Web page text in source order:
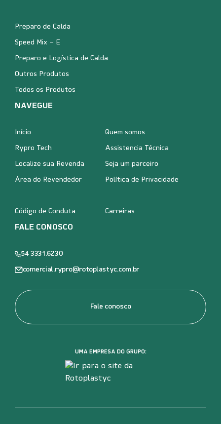
Preparo de Calda
Speed Mix – E
Preparo e Logística de Calda
Outros Produtos
Todos os Produtos
NAVEGUE
Início Quem somos
Rypro Tech Assistencia Técnica
Localize sua Revenda Seja um parceiro
Área do Revendedor Política de Privacidade
Código de Conduta Carreiras
FALE CONOSCO
54 3331.6230
comercial.rypro@rotoplastyc.com.br
Fale conosco
UMA EMPRESA DO GRUPO: